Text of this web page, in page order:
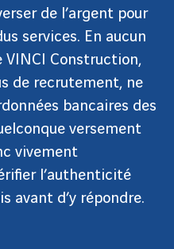
de l’argent pour
services. En aucun
VINCI Construction,
de recrutement, ne
bancaires des
versement
vivement
l’authenticité
avant d’y répondre.